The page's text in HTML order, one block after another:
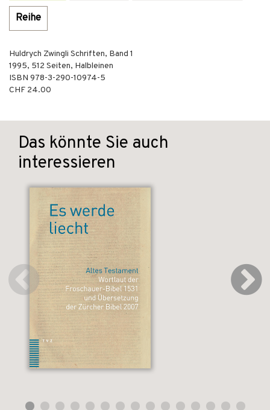
Reihe
Huldrych Zwingli Schriften, Band 1
1995, 512 Seiten, Halbleinen
ISBN 978-3-290-10974-5
CHF 24.00
Das könnte Sie auch
interessieren